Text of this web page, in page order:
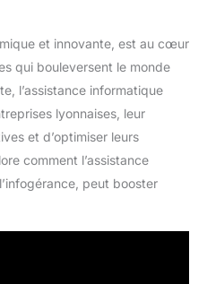
et innovante, est au cœur
qui bouleversent le monde
l’assistance informatique
lyonnaises, leur
et d’optimiser leurs
comment l’assistance
peut booster